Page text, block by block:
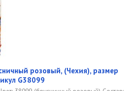
розовый, (Чехия), размер
G38099